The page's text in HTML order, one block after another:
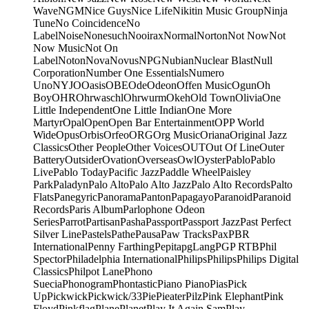
WaveNGMNice GuysNice LifeNikitin Music GroupNinja
TuneNo CoincidenceNo
LabelNoiseNonesuchNooiraxNormalNortonNot NowNot
Now MusicNot On
LabelNotonNovaNovusNPGNubianNuclear BlastNull
CorporationNumber One EssentialsNumero
UnoNYJOOasisOBEOdeOdeonOffen MusicOgunOh
BoyOHROhrwaschlOhrwurmOkehOld TownOliviaOne
Little IndependentOne Little IndianOne More
MartyrOpalOpenOpen Bar EntertainmentOPP World
WideOpusOrbisOrfeoORGOrg MusicOrianaOriginal Jazz
ClassicsOther PeopleOther VoicesOUTOut Of LineOuter
BatteryOutsiderOvationOverseasOwlOysterPabloPablo
LivePablo TodayPacific JazzPaddle WheelPaisley
ParkPaladynPalo AltoPalo Alto JazzPalo Alto RecordsPalto
FlatsPanegyricPanoramaPantonPapagayoParanoidParanoid
RecordsParis AlbumParlophone Odeon
SeriesParrotPartisanPashaPassportPassport JazzPast Perfect
Silver LinePastelsPathePausaPaw TracksPaxPBR
InternationalPenny FarthingPepitapgLangPGP RTBPhil
SpectorPhiladelphia InternationalPhilipsPhilipsPhilips Digital
ClassicsPhilpot LanePhono
SueciaPhonogramPhontasticPiano PianoPiasPick
UpPickwickPickwick/33PiePieaterPilzPink ElephantPink